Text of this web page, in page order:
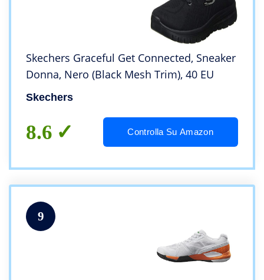
Skechers Graceful Get Connected, Sneaker
Donna, Nero (Black Mesh Trim), 40 EU
Skechers
8.6 Controlla Su Amazon
9